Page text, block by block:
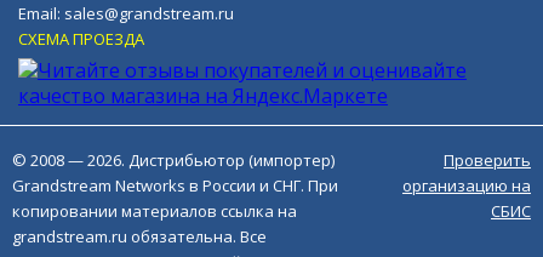
Email: sales@grandstream.ru
СХЕМА ПРОЕЗДА
© 2008 — 2026. Дистрибьютор (импортер)
Grandstream Networks в России и СНГ. При
копировании материалов ссылка на
grandstream.ru обязательна. Все
Проверить
организацию на
СБИС